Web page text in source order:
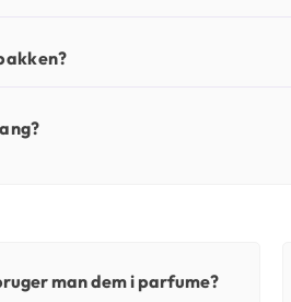
man dem i parfume?